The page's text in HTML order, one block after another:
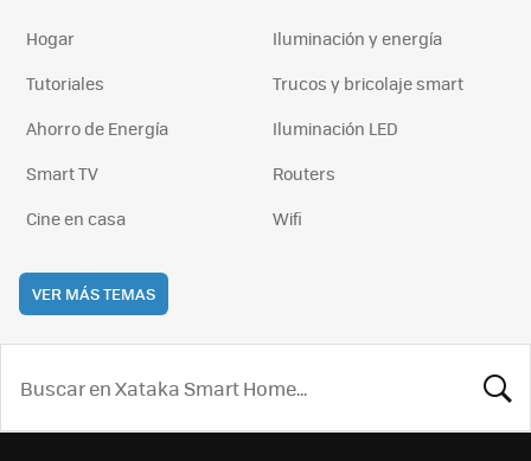
Hogar
Iluminación y energía
Tutoriales
Trucos y bricolaje smart
Ahorro de Energía
Iluminación LED
Smart TV
Routers
Cine en casa
Wifi
VER MÁS TEMAS